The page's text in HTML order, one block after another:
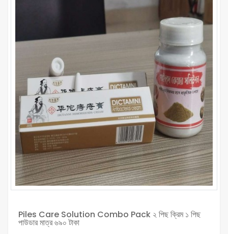
Piles Care Solution Combo Pack ২ পিছ ক্রিম ১ পিছ
পাউডার মাত্র ৬৯০ টাকা